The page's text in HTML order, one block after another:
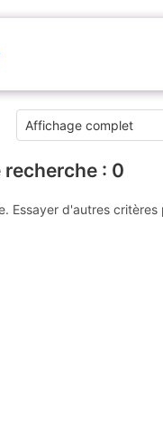
: 0
Essayer d'autres